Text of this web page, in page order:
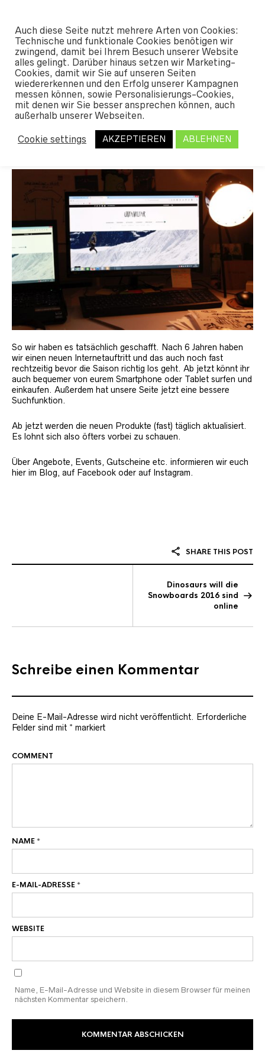
Willkommen auf unserem
neuen Internetauftritt!
MATZE 16. OKTOBER 2015
NEWS
So wir haben es tatsächlich geschafft. Nach 6 Jahren haben
wir einen neuen Internetauftritt und das auch noch fast
rechtzeitig bevor die Saison richtig los geht. Ab jetzt könnt ihr
auch bequemer von eurem Smartphone oder Tablet surfen und
einkaufen. Außerdem hat unsere Seite jetzt eine bessere
Suchfunktion.
Ab jetzt werden die neuen Produkte (fast) täglich aktualisiert.
Es lohnt sich also öfters vorbei zu schauen.
Über Angebote, Events, Gutscheine etc. informieren wir euch
hier im Blog, auf Facebook oder auf Instagram.
SHARE THIS POST
Dinosaurs will die
Snowboards 2016 sind
online
Schreibe einen Kommentar
Deine E-Mail-Adresse wird nicht veröffentlicht. Erforderliche
Felder sind mit * markiert
COMMENT
NAME*
E-MAIL-ADRESSE*
WEBSITE
Name, E-Mail-Adresse und Website in diesem Browser für meinen
nächsten Kommentar speichern.
Auch diese Seite nutzt mehrere Arten von Cookies:
Technische und funktionale Cookies benötigen wir
zwingend, damit bei Ihrem Besuch unserer Website
alles gelingt. Darüber hinaus setzen wir Marketing-
Cookies, damit wir Sie auf unseren Seiten
wiedererkennen und den Erfolg unserer Kampagnen
messen können, sowie Personalisierungs-Cookies,
mit denen wir Sie besser ansprechen können, auch
außerhalb unserer Webseiten.
Cookie settings AKZEPTIEREN ABLEHNEN